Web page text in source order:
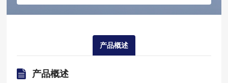
产品概述
产品概述